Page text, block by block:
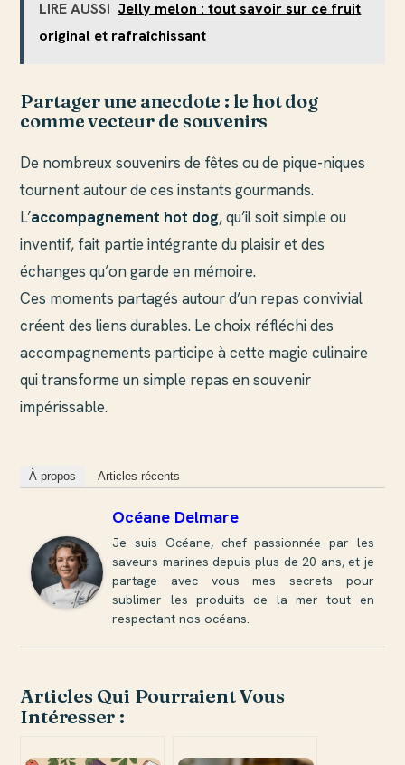
LIRE AUSSI Jelly melon : tout savoir sur ce fruit
original et rafraîchissant
Partager une anecdote : le hot dog
comme vecteur de souvenirs
De nombreux souvenirs de fêtes ou de pique-niques
tournent autour de ces instants gourmands.
L’accompagnement hot dog, qu’il soit simple ou
inventif, fait partie intégrante du plaisir et des
échanges qu’on garde en mémoire.
Ces moments partagés autour d’un repas convivial
créent des liens durables. Le choix réfléchi des
accompagnements participe à cette magie culinaire
qui transforme un simple repas en souvenir
impérissable.
À propos Articles récents
Océane Delmare
Je suis Océane, chef passionnée par les
saveurs marines depuis plus de 20 ans, et je
partage avec vous mes secrets pour
sublimer les produits de la mer tout en
respectant nos océans.
Articles Qui Pourraient Vous
Intéresser :